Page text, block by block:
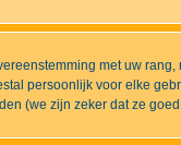
met uw
persoonlijk voor elke
(we zijn zeker dat ze